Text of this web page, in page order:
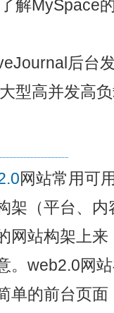
解MySpace
后台
型高并发高
网站常用可
架（平台、
网站构架上
。web2.0网
单的前台页